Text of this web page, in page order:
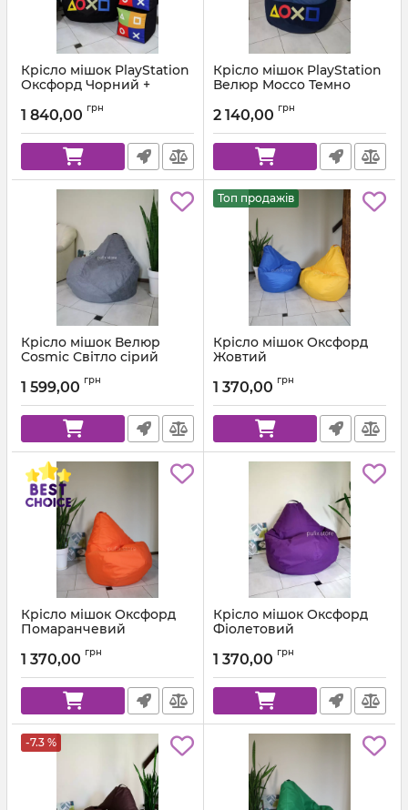
Крісло мішок PlayStation
Оксфорд Чорний +
Артикул: km-ps-ox-001-162-xl
1 840,00 грн
Крісло мішок PlayStation
Велюр Mocco Темно
Артикул: km-ps-mocco-88-84-xl
2 140,00 грн
Крісло мішок Велюр
Cosmic Світло сірий
1 599,00 грн
Топ продажів
Крісло мішок Оксфорд
Жовтий
1 370,00 грн
Крісло мішок Оксфорд
Помаранчевий
1 370,00 грн
Крісло мішок Оксфорд
Фіолетовий
1 370,00 грн
-7.3 %